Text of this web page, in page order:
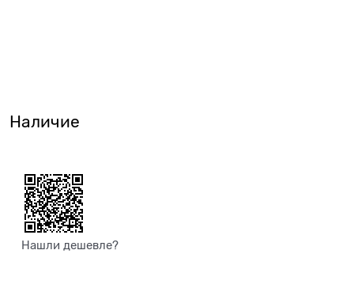
Наличие
Нашли дешевле?